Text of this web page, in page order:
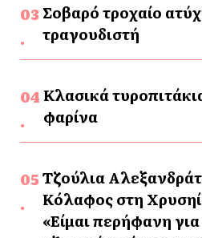
Σοβαρό τροχαίο
τραγουδιστή
Κλασικά
φαρίνα
Τζούλια
Κόλαφος στη
«Είμαι περήφανη